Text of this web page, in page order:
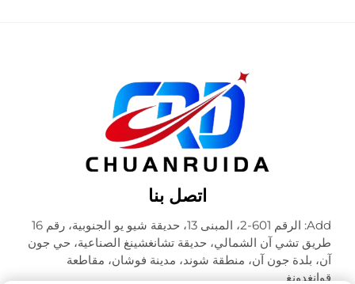
اتصل بنا
Add: الرقم 601-2، المبنى 13، حديقة شيو يو الجنوبية، رقم 16
طريق تشي آن الشمالي، حديقة تشانغشينغ الصناعية، حي جون
آن، بلدة جون آن، منطقة شوند، مدينة فوشان، مقاطعة
قوانغدونغ